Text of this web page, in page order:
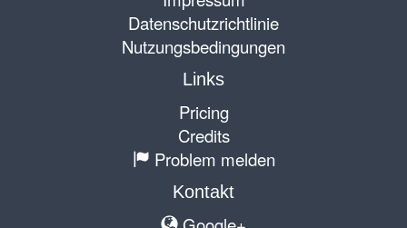
Datenschutzrichtlinie
Nutzungsbedingungen
Links
Pricing
Credits
Problem melden
Kontakt